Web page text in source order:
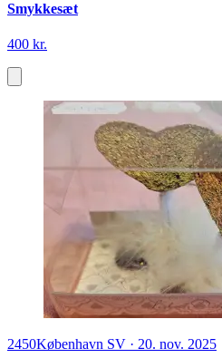
Smykkesæt
400 kr.
2450København SV · 20. nov. 2025